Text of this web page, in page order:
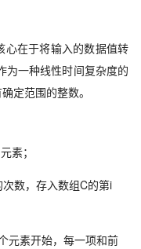
心在于将输入的数据值转
为一种线性时间复杂度的
定范围的整数。
素；
数，存入数组C的第i
元素开始，每一项和前